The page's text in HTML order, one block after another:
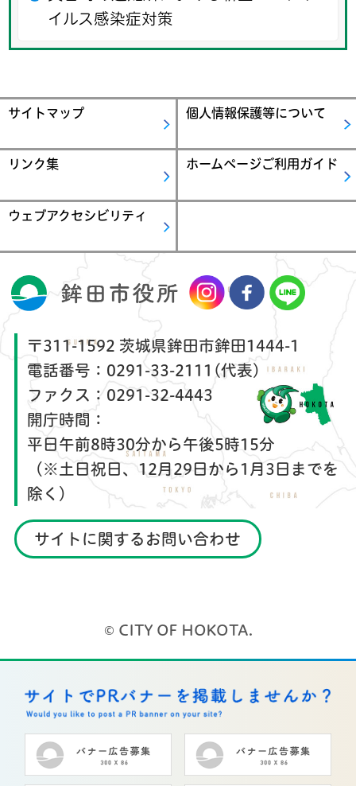
イルス感染症対策
サイトマップ 個人情報保護等について
リンク集 ホームページご利用ガイド
ウェブアクセシビリティ
〒311-1592 茨城県鉾田市鉾田1444-1
電話番号： 0291-33-2111(代表)
ファクス： 0291-32-4443
開庁時間：
平日午前8時30分から午後5時15分
（※土日祝日、12月29日から1月3日までを
除く）
サイトに関するお問い合わせ
© CITY OF HOKOTA.